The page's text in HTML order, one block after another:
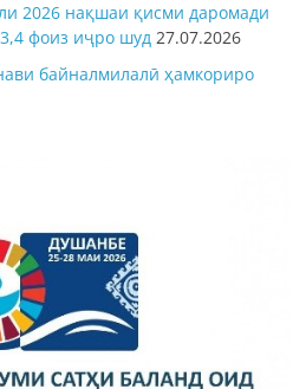
2026 нақшаи қисми даромади
фоиз иҷро шуд 27.07.2026
байналмилалӣ ҳамкориро